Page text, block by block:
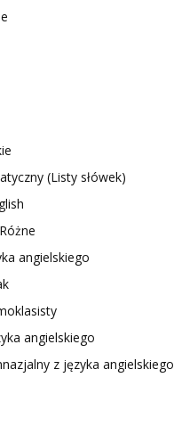
(Listy słówek)
angielskiego
angielskiego
z języka angielskiego